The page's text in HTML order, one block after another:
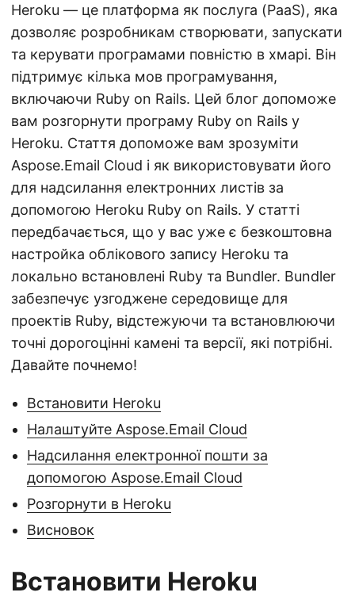
Heroku — це платформа як послуга (PaaS), яка
дозволяє розробникам створювати, запускати
та керувати програмами повністю в хмарі. Він
підтримує кілька мов програмування,
включаючи Ruby on Rails. Цей блог допоможе
вам розгорнути програму Ruby on Rails у
Heroku. Стаття допоможе вам зрозуміти
Aspose.Email Cloud і як використовувати його
для надсилання електронних листів за
допомогою Heroku Ruby on Rails. У статті
передбачається, що у вас уже є безкоштовна
настройка облікового запису Heroku та
локально встановлені Ruby та Bundler. Bundler
забезпечує узгоджене середовище для
проектів Ruby, відстежуючи та встановлюючи
точні дорогоцінні камені та версії, які потрібні.
Давайте почнемо!
Встановити Heroku
Налаштуйте Aspose.Email Cloud
Надсилання електронної пошти за
допомогою Aspose.Email Cloud
Розгорнути в Heroku
Висновок
Встановити Heroku